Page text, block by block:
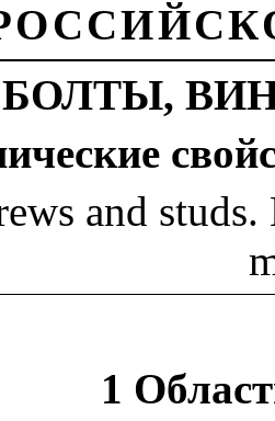
БОЛТЫ,
and
1